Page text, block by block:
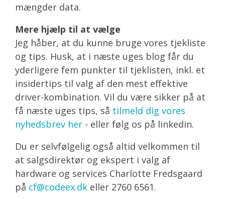
mængder data.
Mere hjælp til at vælge
Jeg håber, at du kunne bruge vores tjekliste
og tips. Husk, at i næste uges blog får du
yderligere fem punkter til tjeklisten, inkl. et
insidertips til valg af den mest effektive
driver-kombination. Vil du være sikker på at
få næste uges tips, så tilmeld dig vores
nyhedsbrev her - eller følg os på linkedin.
Du er selvfølgelig også altid velkommen til
at salgsdirektør og ekspert i valg af
hardware og services Charlotte Fredsgaard
på cf@codeex.dk eller 2760 6561.